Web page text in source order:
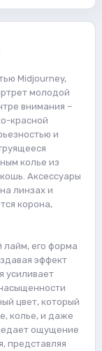
Midjourney,
молодой
внимания –
красной
и
колье из
Аксессуары
линзах и
корона,
лайм, его форма
эффект
усиливает
цвет, который
колье, и даже
ощущение
представляя